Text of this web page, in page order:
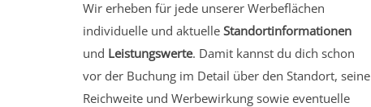
Wir erheben für jede unserer Werbeflächen
individuelle und aktuelle Standortinformationen
und Leistungswerte. Damit kannst du dich schon
vor der Buchung im Detail über den Standort, seine
Reichweite und Werbewirkung sowie eventuelle